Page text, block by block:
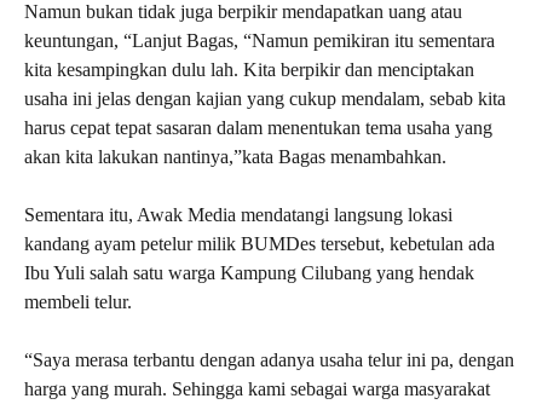
Namun bukan tidak juga berpikir mendapatkan uang atau
keuntungan, “Lanjut Bagas, “Namun pemikiran itu sementara
kita kesampingkan dulu lah. Kita berpikir dan menciptakan
usaha ini jelas dengan kajian yang cukup mendalam, sebab kita
harus cepat tepat sasaran dalam menentukan tema usaha yang
akan kita lakukan nantinya,”kata Bagas menambahkan.
Sementara itu, Awak Media mendatangi langsung lokasi
kandang ayam petelur milik BUMDes tersebut, kebetulan ada
Ibu Yuli salah satu warga Kampung Cilubang yang hendak
membeli telur.
“Saya merasa terbantu dengan adanya usaha telur ini pa, dengan
harga yang murah. Sehingga kami sebagai warga masyarakat